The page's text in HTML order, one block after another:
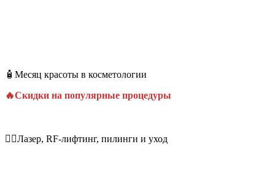
🧴Месяц красоты в косметологии
🔥Скидки на популярные процедуры
💆‍♀️Лазер, RF-лифтинг, пилинги и уход